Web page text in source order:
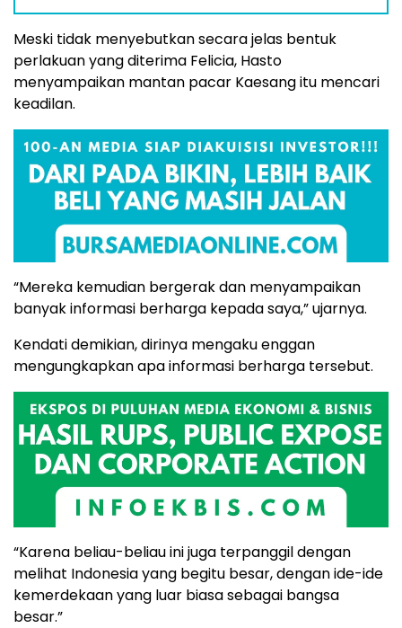
Meski tidak menyebutkan secara jelas bentuk
perlakuan yang diterima Felicia, Hasto
menyampaikan mantan pacar Kaesang itu mencari
keadilan.
“Mereka kemudian bergerak dan menyampaikan
banyak informasi berharga kepada saya,” ujarnya.
Kendati demikian, dirinya mengaku enggan
mengungkapkan apa informasi berharga tersebut.
“Karena beliau-beliau ini juga terpanggil dengan
melihat Indonesia yang begitu besar, dengan ide-ide
kemerdekaan yang luar biasa sebagai bangsa
besar.”